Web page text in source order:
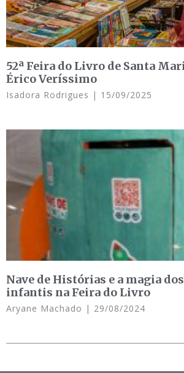
52ª Feira do Livro de Santa
Érico Veríssimo
Isadora Rodrigues 15/09/2025
Nave de Histórias e a magia
infantis na Feira do Livro
Aryane Machado 29/08/2024